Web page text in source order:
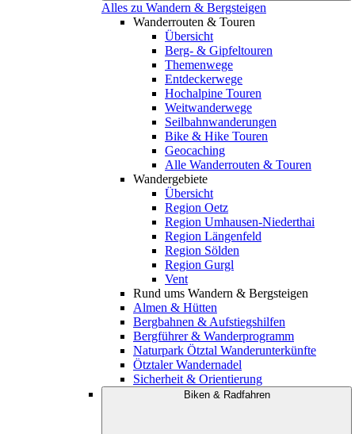
Alles zu Wandern & Bergsteigen
Wanderrouten & Touren
Übersicht
Berg- & Gipfeltouren
Themenwege
Entdeckerwege
Hochalpine Touren
Weitwanderwege
Seilbahnwanderungen
Bike & Hike Touren
Geocaching
Alle Wanderrouten & Touren
Wandergebiete
Übersicht
Region Oetz
Region Umhausen-Niederthai
Region Längenfeld
Region Sölden
Region Gurgl
Vent
Rund ums Wandern & Bergsteigen
Almen & Hütten
Bergbahnen & Aufstiegshilfen
Bergführer & Wanderprogramm
Naturpark Ötztal Wanderunterkünfte
Ötztaler Wandernadel
Sicherheit & Orientierung
Biken & Radfahren